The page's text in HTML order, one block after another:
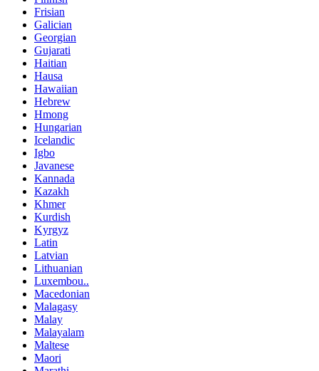
Frisian
Galician
Georgian
Gujarati
Haitian
Hausa
Hawaiian
Hebrew
Hmong
Hungarian
Icelandic
Igbo
Javanese
Kannada
Kazakh
Khmer
Kurdish
Kyrgyz
Latin
Latvian
Lithuanian
Luxembou..
Macedonian
Malagasy
Malay
Malayalam
Maltese
Maori